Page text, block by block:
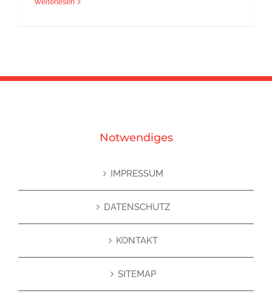
Notwendiges
IMPRESSUM
DATENSCHUTZ
KONTAKT
SITEMAP